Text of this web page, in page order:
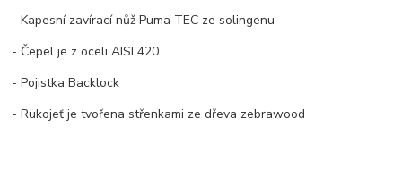
- Kapesní zavírací nůž Puma TEC ze solingenu
- Čepel je z oceli AISI 420
- Pojistka Backlock
- Rukojeť je tvořena střenkami ze dřeva zebrawood